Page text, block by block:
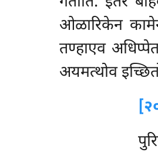
ओळारिकेन
तण्हाएव
अयमत्थोव